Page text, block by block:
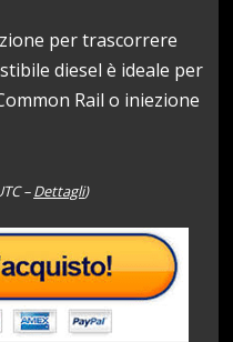
per trascorrere
diesel è ideale per
Rail o iniezione
–Dettagli)